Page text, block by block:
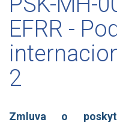
EFRR -
2
Zmluva o